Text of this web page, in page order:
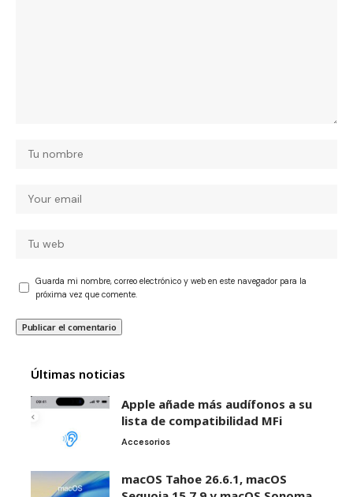
Guarda mi nombre, correo electrónico y web en este navegador para la
próxima vez que comente.
Últimas noticias
Apple añade más audífonos a su
lista de compatibilidad MFi
Accesorios
macOS Tahoe 26.6.1, macOS